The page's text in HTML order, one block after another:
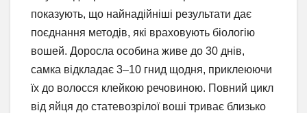
показують, що найнадійніші результати дає
поєднання методів, які враховують біологію
вошей. Доросла особина живе до 30 днів,
самка відкладає 3–10 гнид щодня, приклеюючи
їх до волосся клейкою речовиною. Повний цикл
від яйця до статевозрілої воші триває близько